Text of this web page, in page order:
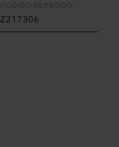
CÓDIGO DE PEDIDO:
Z217306